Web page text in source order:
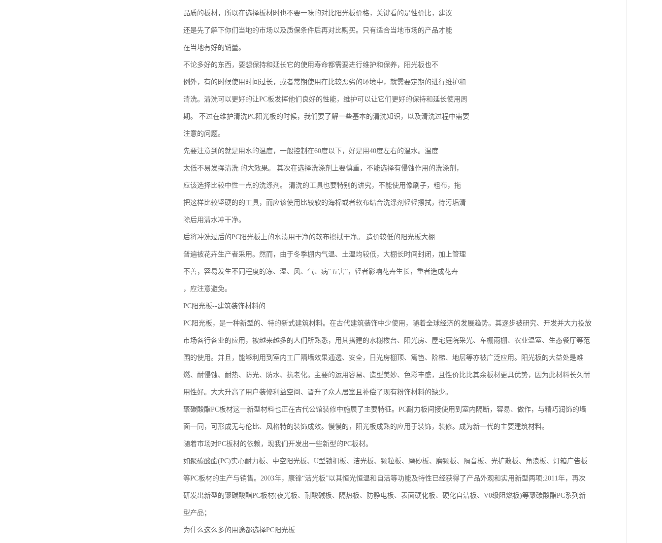
品质的板材，所以在选择板材时也不要一味的对比阳光板价格，关键看的是性价比，建议
还是先了解下你们当地的市场以及质保条件后再对比购买。只有适合当地市场的产品才能
在当地有好的销量。
不论多好的东西，要想保持和延长它的使用寿命都需要进行维护和保养，阳光板也不
例外，有的时候使用时间过长，或者常期使用在比较恶劣的环境中，就需要定期的进行维护和
清洗。清洗可以更好的让PC板发挥他们良好的性能，维护可以让它们更好的保持和延长使用周
期。 不过在维护清洗PC阳光板的时候，我们要了解一些基本的清洗知识，以及清洗过程中需要
注意的问题。
先要注意到的就是用水的温度，一般控制在60度以下，好是用40度左右的温水。温度
太低不易发挥清洗 的大效果。 其次在选择洗涤剂上要慎重，不能选择有侵蚀作用的洗涤剂，
应该选择比较中性一点的洗涤剂。 清洗的工具也要特别的讲究，不能使用像刷子，粗布，拖
把这样比较坚硬的的工具，而应该使用比较软的海棉或者软布结合洗涤剂轻轻擦拭，待污垢清
除后用清水冲干净。
后将冲洗过后的PC阳光板上的水渍用干净的软布擦拭干净。 造价较低的阳光板大棚
普遍被花卉生产者采用。然而，由于冬季棚内气温、土温均较低，大棚长时间封闭，加上管理
不善，容易发生不同程度的冻、湿、风、气、病“五害”，轻者影响花卉生长，重者造成花卉
，应注意避免。
PC阳光板--建筑装饰材料的
PC阳光板，是一种新型的、特的新式建筑材料。在古代建筑装饰中少使用，随着全球经济的发展趋势。其逐步被研究、开发并大力投放
市场各行各业的应用，被越来越多的人们所熟悉，用其搭建的水榭楼台、阳光房、屋宅庭院采光、车棚雨棚、农业温室、生态餐厅等范
围的使用。并且，能够利用到室内工厂隔墙效果通透、安全，日光房棚顶、篱笆、阶梯、地层等亦被广泛应用。阳光板的大益处是难
燃、耐侵蚀、耐热、防光、防水、抗老化。主要的运用容易、造型美妙、色彩丰盛，且性价比比其余板材更具优势，因为此材料长久耐
用性好。大大升高了用户装修利益空间、晋升了众人居室且补偿了现有粉饰材料的缺少。
聚碳酸酯PC板材这一新型材料也正在古代公馆装修中施展了主要特征。PC耐力板间接使用到室内隔断，容易、做作，与精巧润饰的墙
面一同，可形成无与伦比、风格特的装饰成效。慢慢的，阳光板成熟的应用于装饰，装修。成为新一代的主要建筑材料。
随着市场对PC板材的依赖，现我们开发出一些新型的PC板材。
如聚碳酸酯(PC)实心耐力板、中空阳光板、U型锁扣板、洁光板、颗粒板、磨砂板、磨颗板、隔音板、光扩散板、角浪板、灯箱广告板
等PC板材的生产与销售。2003年，康锋“洁光板”以其恒光恒温和自洁等功能及特性已经获得了产品外观和实用新型两项;2011年，再次
研发出新型的聚碳酸酯PC板材(夜光板、耐酸碱板、隔热板、防静电板、表面硬化板、硬化自洁板、V0级阻燃板)等聚碳酸酯PC系列新
型产品；
为什么这么多的用途都选择PC阳光板